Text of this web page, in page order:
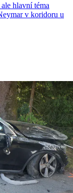
hlavní téma
v koridoru u